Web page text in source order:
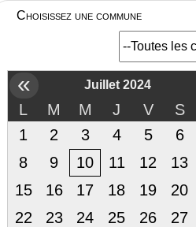
Choisissez une commune
« Juillet 2024
L M M J V
S
1
2 3 4 5
6
8
9 10 11 12
13
15
16 17 18 19
20
22
23 24 25 26
27